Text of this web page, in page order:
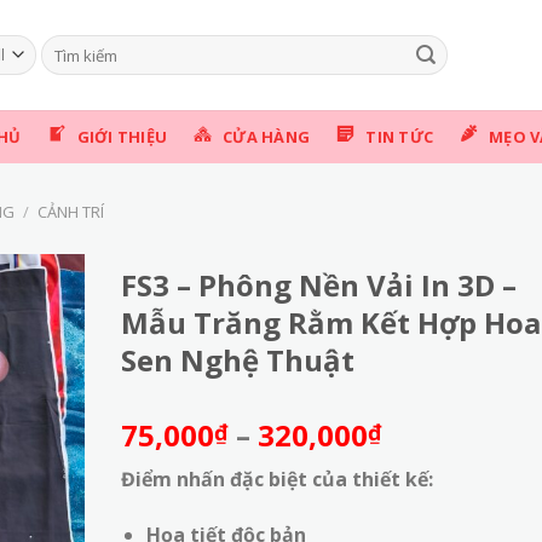
Tìm
kiếm:
GIỚI THIỆU CỬA HÀNG TIN TỨC MẸO
/ CẢNH TRÍ
FS3 – Phông Nền Vải In 3D –
Mẫu Trăng Rằm Kết Hợp Hoa
Sen Nghệ Thuật
75,000₫ – 320,000₫Khoảng
giá:
từ
Điểm nhấn đặc biệt của thiết kế:
Họa tiết độc bản